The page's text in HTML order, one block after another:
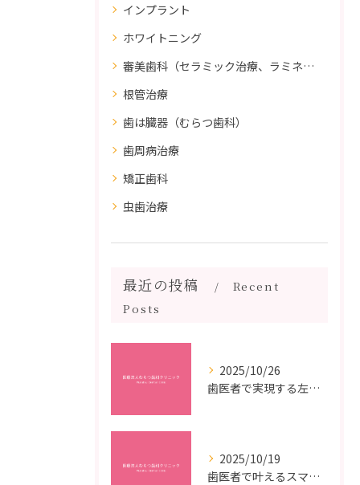
インプラント
ホワイトニング
審美歯科（セラミック治療、ラミネートべニア、ダイレクトボンディング）
根管治療
歯は臓器（むらつ歯科）
歯周病治療
矯正歯科
虫歯治療
最近の投稿
Recent
Posts
2025/10/26
歯医者で実現する左右対称治療のポイントと矯正治療選びの疑問解決ガイド
2025/10/19
歯医者で叶えるスマイルメイクオーバーなら福岡県福岡市博多区博多駅前の最新矯正治療解説